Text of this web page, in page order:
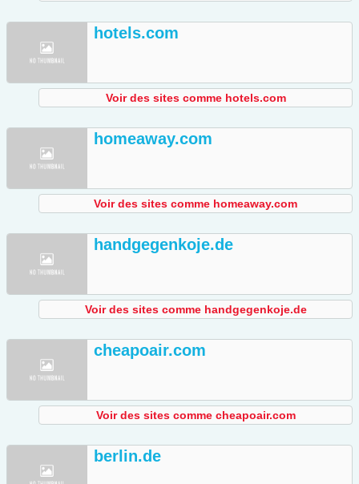
hotels.com
Voir des sites comme hotels.com
homeaway.com
Voir des sites comme homeaway.com
handgegenkoje.de
Voir des sites comme handgegenkoje.de
cheapoair.com
Voir des sites comme cheapoair.com
berlin.de